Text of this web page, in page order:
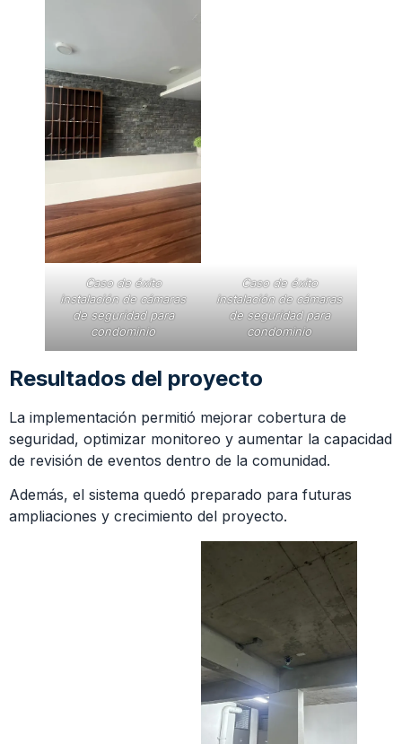
Caso de éxito
instalación de cámaras
de seguridad para
condominio
Caso de éxito
instalación de cámaras
de seguridad para
condominio
Resultados del proyecto
La implementación permitió mejorar cobertura de
seguridad, optimizar monitoreo y aumentar la capacidad
de revisión de eventos dentro de la comunidad.
Además, el sistema quedó preparado para futuras
ampliaciones y crecimiento del proyecto.